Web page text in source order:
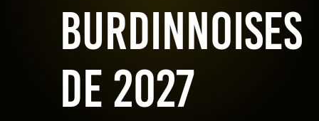
burdinnoises
de 2027